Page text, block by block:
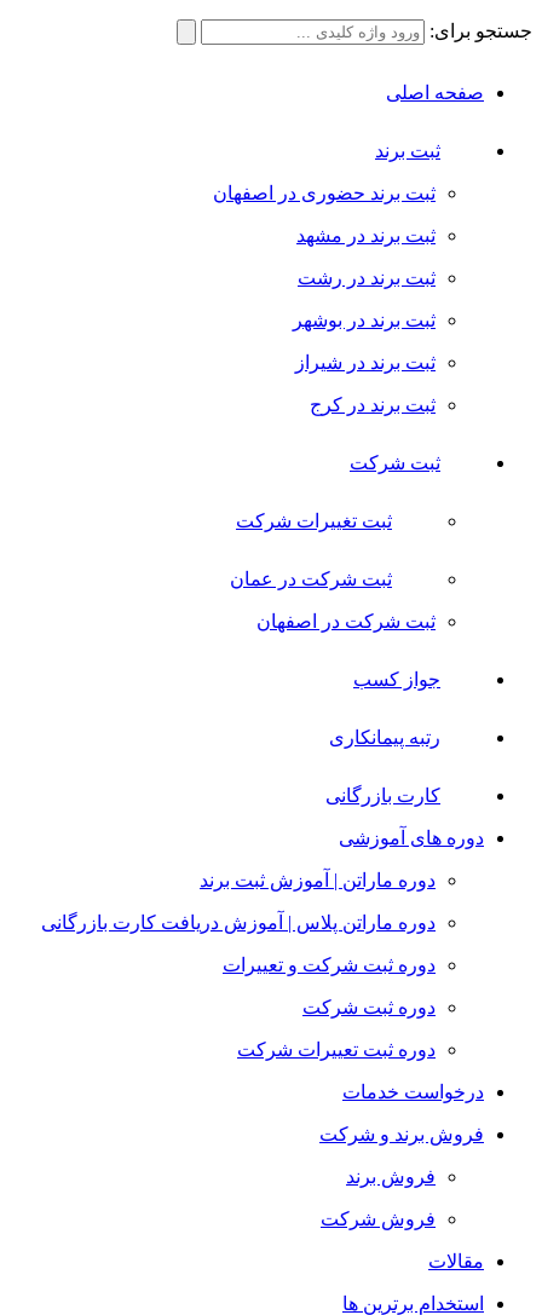
جستجو برای:
صفحه اصلی
ثبت برند
ثبت برند حضوری در اصفهان
ثبت برند در مشهد
ثبت برند در رشت
ثبت برند در بوشهر
ثبت برند در شیراز
ثبت برند در کرج
ثبت شرکت
ثبت تغییرات شرکت
ثبت شرکت در عمان
ثبت شرکت در اصفهان
جواز کسب
رتبه پیمانکاری
کارت بازرگانی
دوره های آموزشی
دوره ماراتن | آموزش ثبت برند
دوره ماراتن پلاس | آموزش دریافت کارت بازرگانی
دوره ثبت شرکت و تعییرات
دوره ثبت شرکت
دوره ثبت تعییرات شرکت
درخواست خدمات
فروش برند و شرکت
فروش برند
فروش شرکت
مقالات
استخدام برترین ها